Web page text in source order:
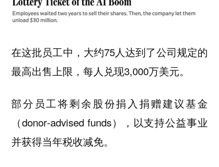
在这批员工中，大约75人达到了公司规定的
最高出售上限，每人兑现3,000万美元。
部分员工将剩余股份捐入捐赠建议基金
（donor‑advised funds），以支持公益事业
并获得当年税收减免。